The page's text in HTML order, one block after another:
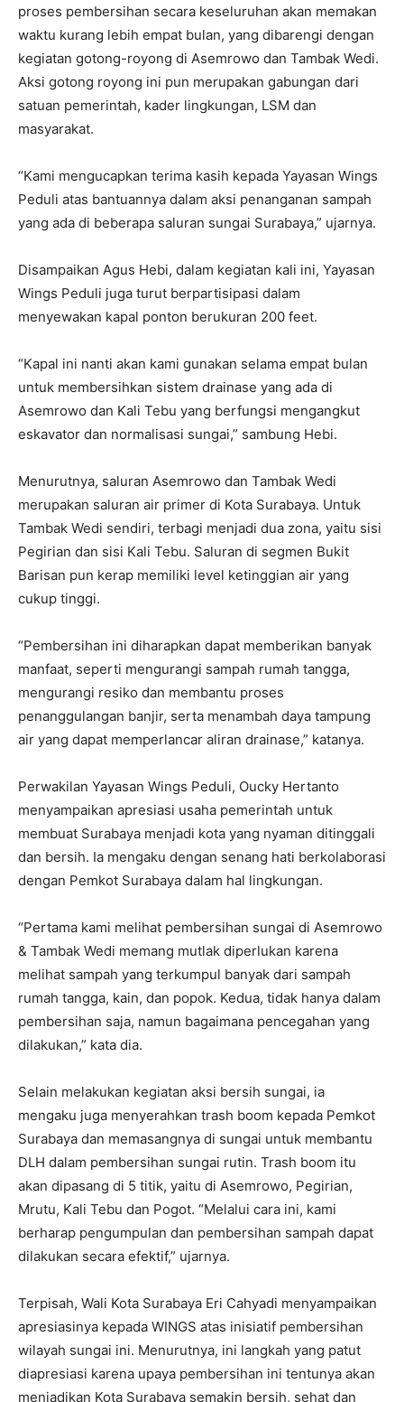
proses pembersihan secara keseluruhan akan memakan
waktu kurang lebih empat bulan, yang dibarengi dengan
kegiatan gotong-royong di Asemrowo dan Tambak Wedi.
Aksi gotong royong ini pun merupakan gabungan dari
satuan pemerintah, kader lingkungan, LSM dan
masyarakat.
“Kami mengucapkan terima kasih kepada Yayasan Wings
Peduli atas bantuannya dalam aksi penanganan sampah
yang ada di beberapa saluran sungai Surabaya,” ujarnya.
Disampaikan Agus Hebi, dalam kegiatan kali ini, Yayasan
Wings Peduli juga turut berpartisipasi dalam
menyewakan kapal ponton berukuran 200 feet.
“Kapal ini nanti akan kami gunakan selama empat bulan
untuk membersihkan sistem drainase yang ada di
Asemrowo dan Kali Tebu yang berfungsi mengangkut
eskavator dan normalisasi sungai,” sambung Hebi.
Menurutnya, saluran Asemrowo dan Tambak Wedi
merupakan saluran air primer di Kota Surabaya. Untuk
Tambak Wedi sendiri, terbagi menjadi dua zona, yaitu sisi
Pegirian dan sisi Kali Tebu. Saluran di segmen Bukit
Barisan pun kerap memiliki level ketinggian air yang
cukup tinggi.
“Pembersihan ini diharapkan dapat memberikan banyak
manfaat, seperti mengurangi sampah rumah tangga,
mengurangi resiko dan membantu proses
penanggulangan banjir, serta menambah daya tampung
air yang dapat memperlancar aliran drainase,” katanya.
Perwakilan Yayasan Wings Peduli, Oucky Hertanto
menyampaikan apresiasi usaha pemerintah untuk
membuat Surabaya menjadi kota yang nyaman ditinggali
dan bersih. Ia mengaku dengan senang hati berkolaborasi
dengan Pemkot Surabaya dalam hal lingkungan.
“Pertama kami melihat pembersihan sungai di Asemrowo
& Tambak Wedi memang mutlak diperlukan karena
melihat sampah yang terkumpul banyak dari sampah
rumah tangga, kain, dan popok. Kedua, tidak hanya dalam
pembersihan saja, namun bagaimana pencegahan yang
dilakukan,” kata dia.
Selain melakukan kegiatan aksi bersih sungai, ia
mengaku juga menyerahkan trash boom kepada Pemkot
Surabaya dan memasangnya di sungai untuk membantu
DLH dalam pembersihan sungai rutin. Trash boom itu
akan dipasang di 5 titik, yaitu di Asemrowo, Pegirian,
Mrutu, Kali Tebu dan Pogot. “Melalui cara ini, kami
berharap pengumpulan dan pembersihan sampah dapat
dilakukan secara efektif,” ujarnya.
Terpisah, Wali Kota Surabaya Eri Cahyadi menyampaikan
apresiasinya kepada WINGS atas inisiatif pembersihan
wilayah sungai ini. Menurutnya, ini langkah yang patut
diapresiasi karena upaya pembersihan ini tentunya akan
menjadikan Kota Surabaya semakin bersih, sehat dan